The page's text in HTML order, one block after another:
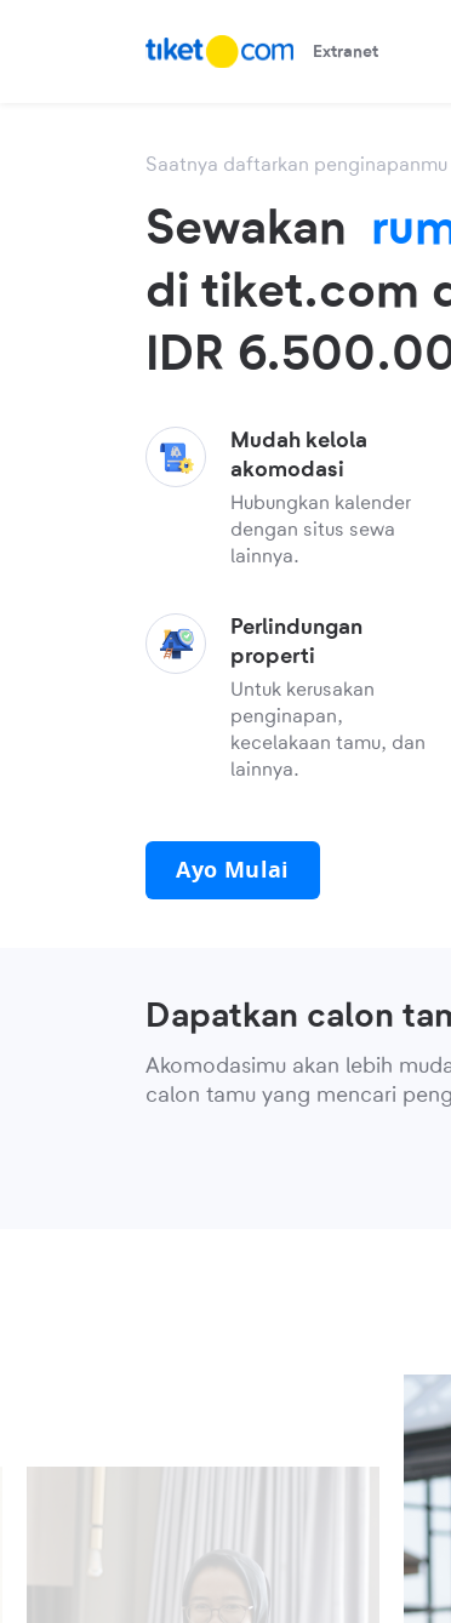
Extranet
Saatnya daftarkan
Sewakan
di tiket.com
IDR
Mudah kelola
akomodasi
Hubungkan kalender
dengan situs sewa
lainnya.
Perlindungan
properti
Untuk kerusakan
penginapan,
kecelakaan tamu, dan
lainnya.
Ayo Mulai
Dapatkan calon
Akomodasimu akan lebih
calon tamu yang mencari